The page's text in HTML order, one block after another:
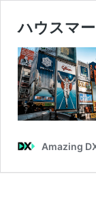
ハウスマ
Amazing